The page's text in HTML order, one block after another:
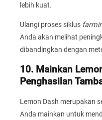
lebih kuat.
Ulangi proses siklus
Anda akan melihat
dibandingkan dengan
10. Mainkan
Penghasilan
Lemon Dash merupakan
Anda mainkan untuk